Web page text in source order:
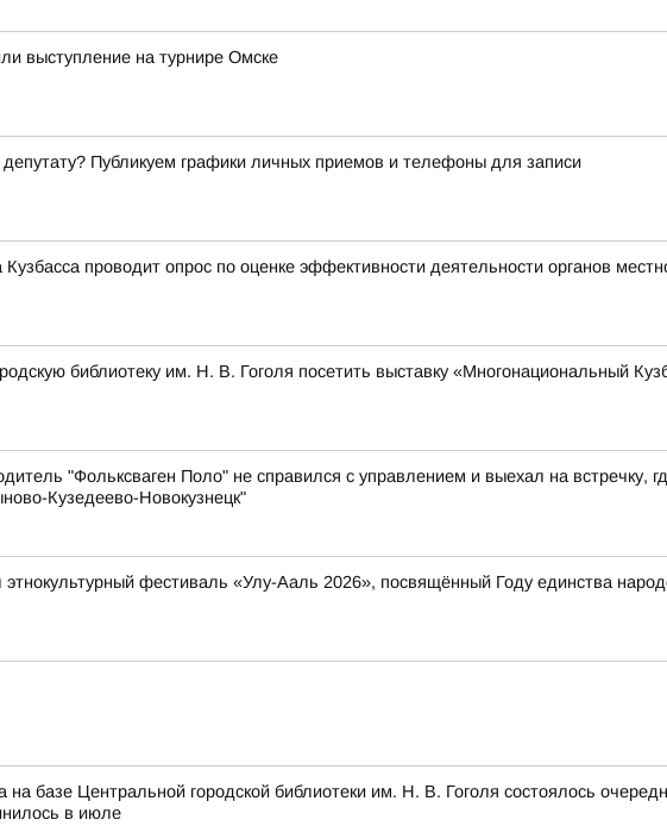
выступление на турнире Омске
Публикуем графики личных приемов и телефоны для записи
проводит опрос по оценке эффективности деятельности органов
библиотеку им. Н. В. Гоголя посетить выставку «Многонациональный
"Фольксваген Поло" не справился с управлением и выехал на встречку,
Кузедеево-Новокузнецк"
этнокультурный фестиваль «Улу-Ааль 2026», посвящённый Году единства
на базе Центральной городской библиотеки им. Н. В. Гоголя состоялось
в июле